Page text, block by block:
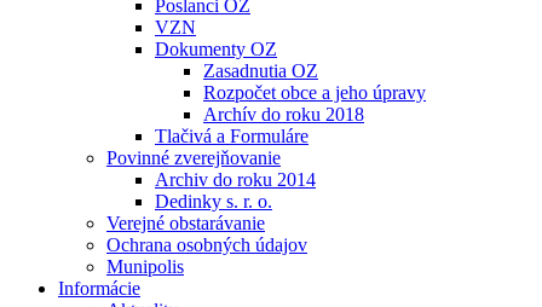
Poslanci OZ
VZN
Dokumenty OZ
Zasadnutia OZ
Rozpočet obce a jeho úpravy
Archív do roku 2018
Tlačivá a Formuláre
Povinné zverejňovanie
Archiv do roku 2014
Dedinky s. r. o.
Verejné obstarávanie
Ochrana osobných údajov
Munipolis
Informácie